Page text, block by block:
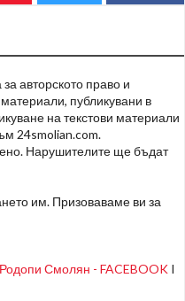
авторското право и
публикувани в
на текстови материали
24smolian.com.
Нарушителите ще бъдат
им. Призоваваме ви за
Родопи Смолян - FACEBOOK I